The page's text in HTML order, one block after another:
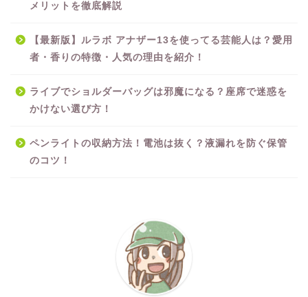
メリットを徹底解説
【最新版】ルラボ アナザー13を使ってる芸能人は？愛用
者・香りの特徴・人気の理由を紹介！
ライブでショルダーバッグは邪魔になる？座席で迷惑を
かけない選び方！
ペンライトの収納方法！電池は抜く？液漏れを防ぐ保管
のコツ！